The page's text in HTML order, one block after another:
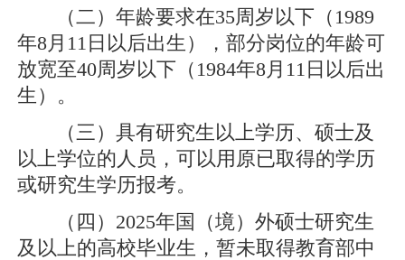
（二）年龄要求在35周岁以下（1989
年8月11日以后出生），部分岗位的年龄可
放宽至40周岁以下（1984年8月11日以后出
生）。
（三）具有研究生以上学历、硕士及
以上学位的人员，可以用原已取得的学历
或研究生学历报考。
（四）2025年国（境）外硕士研究生
及以上的高校毕业生，暂未取得教育部中